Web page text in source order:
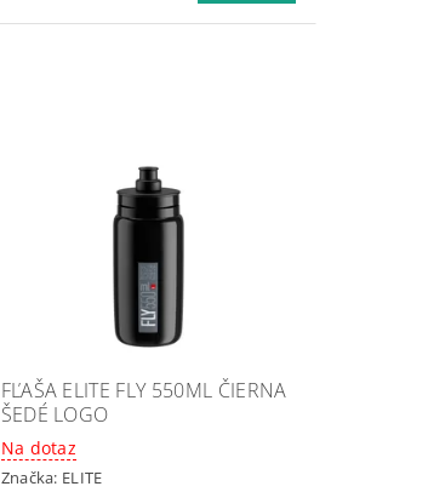
FĽAŠA ELITE FLY 550ML ČIERNA
ŠEDÉ LOGO
Na dotaz
Značka: ELITE